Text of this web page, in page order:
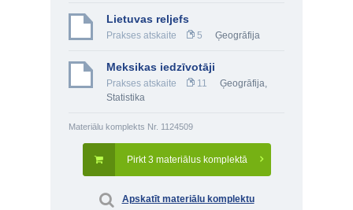
Lietuvas reljefs
Prakses atskaite 5 Ģeogrāfija
Meksikas iedzīvotāji
Prakses atskaite 11 Ģeogrāfija,
Statistika
Materiālu komplekts Nr. 1124509
Pirkt 3 materiālus komplektā
Apskatīt materiālu komplektu